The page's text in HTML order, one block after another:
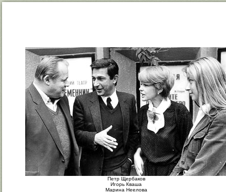
Петр Щербаков
Игорь Кваша
Марина Неелова